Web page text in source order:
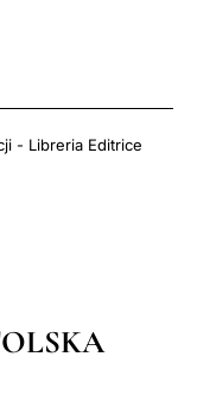
- Libreria Editrice